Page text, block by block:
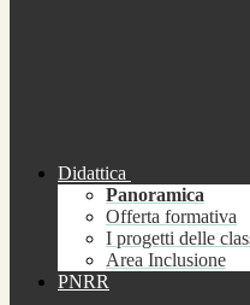
Didattica
Panoramica
Offerta formativa
I progetti delle
Area Inclusione
PNRR